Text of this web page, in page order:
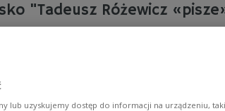
"Tadeusz Różewicz
poetycko-biograficzne ukazuje Tadeusza
Słyszymy dialog poetów i
scenariusza jest zmarły w 2018
kolega, który 30 marca obchodziłby 80.
na temat: Leopold Staff
lub uzyskujemy dostęp do informacji na urządzeniu,